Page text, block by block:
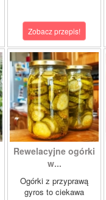
Zobacz przepis!
Rewelacyjne ogórki
w...
Ogórki z przyprawą
gyros to ciekawa